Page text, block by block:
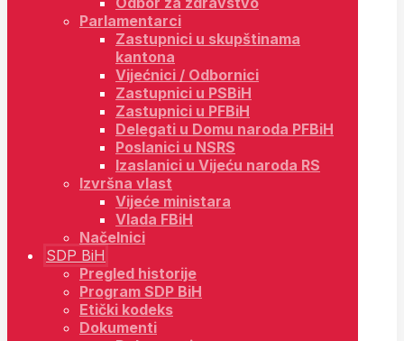
Parlamentarci
Zastupnici u skupštinama
kantona
Vijećnici / Odbornici
Zastupnici u PSBiH
Zastupnici u PFBiH
Delegati u Domu naroda PFBiH
Poslanici u NSRS
Izaslanici u Vijeću naroda RS
Izvršna vlast
Vijeće ministara
Vlada FBiH
Načelnici
SDP BiH
Pregled historije
Program SDP BiH
Etički kodeks
Dokumenti